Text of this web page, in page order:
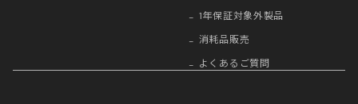
1年保証対象外製品
消耗品販売
よくあるご質問